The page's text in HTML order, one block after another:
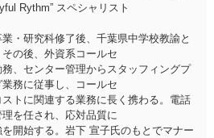
Rythm” スペシャリスト
・研究科修了後、千葉県中学校教諭と
その後、外資系コールセ
務、センター管理からスタッフィングプ
務に従事し、コールセ
ストに関連する業務に長く携わる。電話
を任され、応対品質に
を開始する。岩下 宣子氏のもとでマナー